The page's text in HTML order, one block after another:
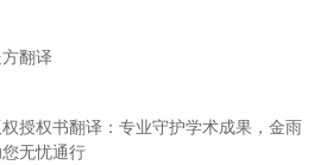
翻译
授权书翻译：专业守护学术成果，金雨
无忧通行